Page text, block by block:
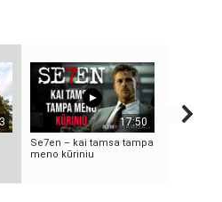
17:50
Se7en – kai tamsa tampa
meno kūriniu